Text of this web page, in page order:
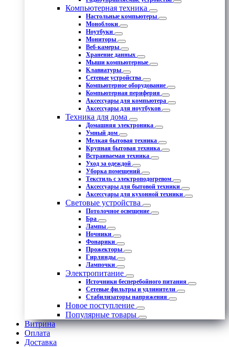
Компьютерная техника
Настольные компьютеры
Моноблоки
Ноутбуки
Мониторы
Веб-камеры
Хранение данных
Мыши компьютерные
Клавиатуры
Сетевые устройства
Компьютерное оборудование
Компьютерная периферия
Аксессуары для компьютера
Аксессуары для ноутбуков
Техника для дома
Домашняя электроника
Умный дом
Мелкая бытовая техника
Крупная бытовая техника
Встраиваемая техника
Уход за одеждой
Уборка помещений
Текстиль с электроподогревом
Аксессуары для бытовой техники
Аксессуары для кухонной техники
Световые устройства
Потолочное освещение
Бра
Лампы
Ночники
Фонарики
Прожекторы
Гирлянды
Лампочки
Электропитание
Источники бесперебойного питания
Сетевые фильтры и удлинители
Стабилизаторы напряжения
Новое поступление
Популярные товары
Витрина
Оплата
Доставка